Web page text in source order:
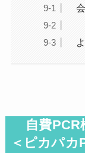
会
よ
自費PCR
＜ピカパカ